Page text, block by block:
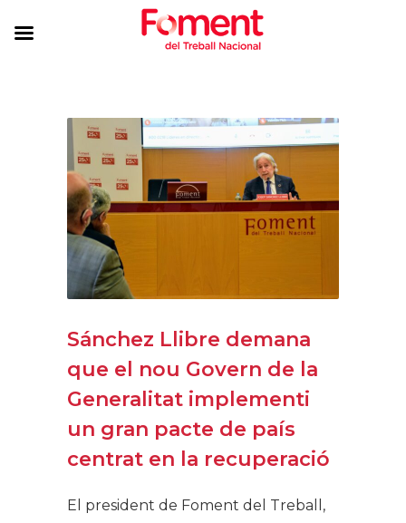
Sánchez Llibre demana
que el nou Govern de la
Generalitat implementi
un gran pacte de país
centrat en la recuperació
El president de Foment del Treball,